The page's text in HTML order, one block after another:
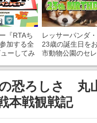
『RTAち
加する全
ーしてみ
利用し8/9
て開催
レッサーパンダ
23歳の誕生日を
市動物公園のセ
恐ろしさ 丸
本戦観戦記